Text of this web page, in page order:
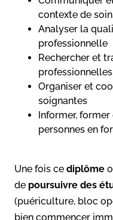
contexte de
Analyser la
professionnelle
Rechercher et
Organiser et
soignantes
Informer,
personnes en
Une fois ce diplôme
de poursuivre des
(puériculture, bloc
bien commencer